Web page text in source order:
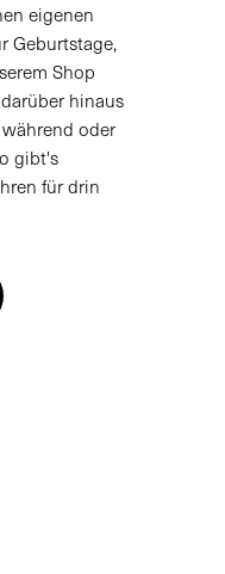
eigenen
Geburtstage,
Shop
hinaus
oder
gibt's
für drin